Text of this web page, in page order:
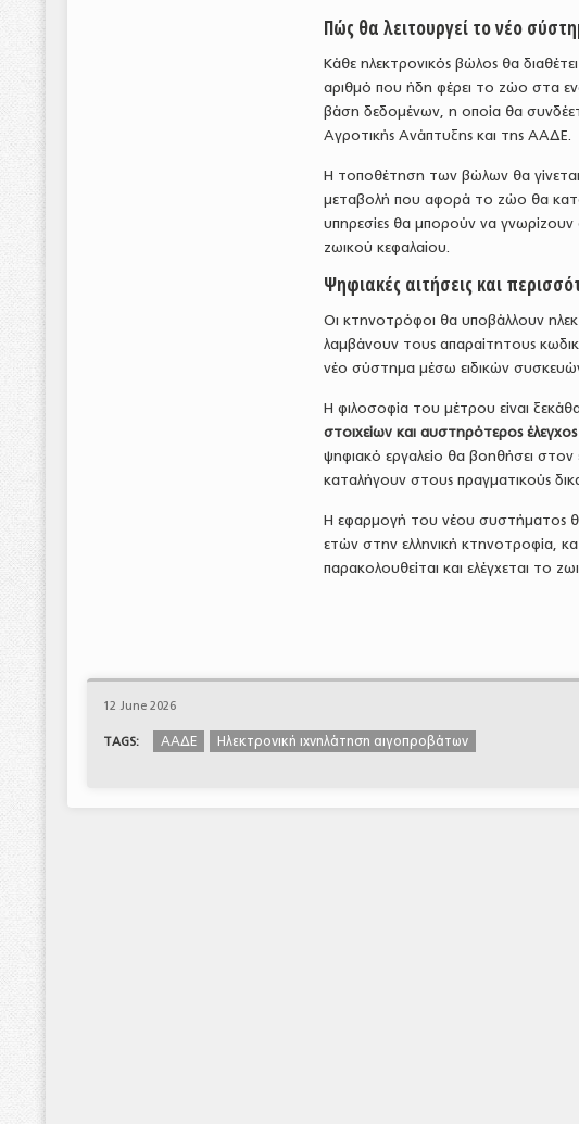
Πώς θα λειτουργεί το νέο
Κάθε ηλεκτρονικός βώλος θα
αριθμό που ήδη φέρει το ζώο στα
βάση δεδομένων, η οποία θα
Αγροτικής Ανάπτυξης και της ΑΑΔΕ.
Η τοποθέτηση των βώλων θα
μεταβολή που αφορά το ζώο θα
υπηρεσίες θα μπορούν να
ζωικού κεφαλαίου.
Ψηφιακές αιτήσεις και
Οι κτηνοτρόφοι θα υποβάλλουν
λαμβάνουν τους απαραίτητους
νέο σύστημα μέσω ειδικών
Η φιλοσοφία του μέτρου είναι
στοιχείων και αυστηρότερος
ψηφιακό εργαλείο θα βοηθήσει στον
καταλήγουν στους πραγματικούς
Η εφαρμογή του νέου συστήματος
ετών στην ελληνική κτηνοτροφία,
παρακολουθείται και ελέγχεται το
12 June 2026
TAGS: ΑΑΔΕ Ηλεκτρονική ιχνηλάτηση αιγοπροβάτων